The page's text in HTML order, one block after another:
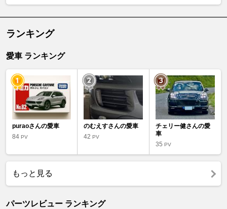
ランキング
愛車 ランキング
puraoさんの愛車
84 PV
のむえすさんの愛車
42PV
チェリー健さんの愛
車
35 PV
もっと見る
パーツレビュー ランキング